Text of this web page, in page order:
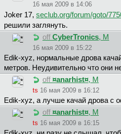
16 мая 2009 в 14:06
Joker 17, seclub.org/forum/goto/
решили заглянуть.
off CyberTronics, М
16 мая 2009 в 15:22
Edik-xyz, нормальные дрова
метров. Неудивительно что они
off ¤anarhist¤, М
ts 16 мая 2009 в 16:12
Edik-xyz, а лучше качай дрова с
off ¤anarhist¤, М
ts 16 мая 2009 в 16:15